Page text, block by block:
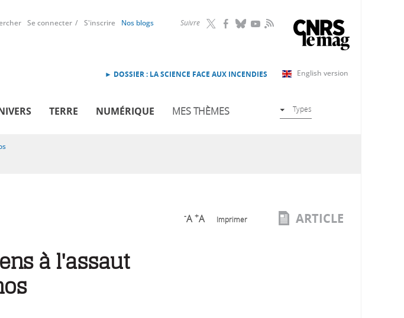
Suivre RSS
Se connecter S'inscrire Nos blogs
English version
► DOSSIER : LA SCIENCE FACE AUX INCENDIES
TERRE NUMÉRIQUE MES THÈMES Types
-A +A Imprimer ARTICLE
à l'assaut